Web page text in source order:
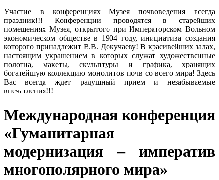
Участие в конференциях Музея почвоведения всегда
праздник!!! Конференции проводятся в старейших
помещениях Музея, открытого при Императорском Вольном
экономическом обществе в 1904 году, инициатива создания
которого принадлежит В.В. Докучаеву! В красивейших залах,
настоящим украшением в которых служат художественные
полотна, макеты, скульптуры и графика, хранящих
богатейшую коллекцию монолитов почв со всего мира! Здесь
Вас всегда ждет радушный прием и незабываемые
впечатления!!!
Международная конференция
«Гуманитарная
модернизация – императив
многополярного мира»